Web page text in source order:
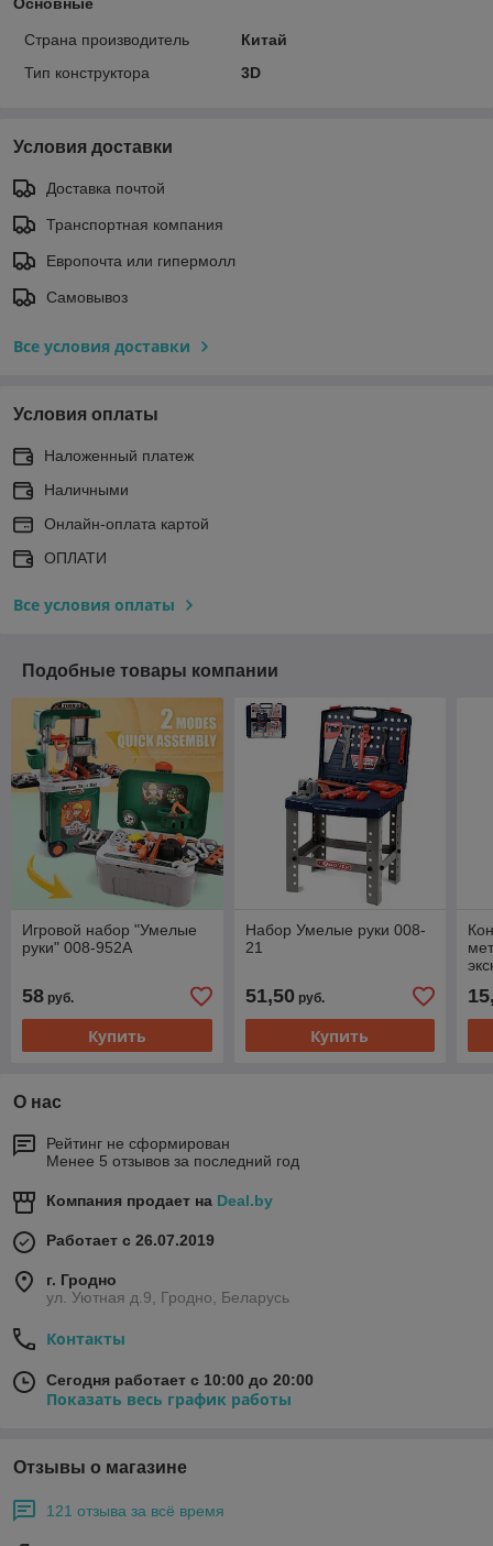
Страна производитель
Китай
Тип конструктора
3D
Условия доставки
Доставка почтой
Транспортная компания
Европочта или гипермолл
Самовывоз
Все условия доставки
Условия оплаты
Наложенный платеж
Наличными
Онлайн-оплата картой
ОПЛАТИ
Все условия оплаты
Подобные товары компании
Игровой набор "Умелые
руки" 008-952A
58 руб.
Купить
Набор Умелые руки 008-
21
51,50руб.
Купить
О нас
Рейтинг не сформирован
Менее 5 отзывов за последний год
Компания продает на Deal.by
Работает с 26.07.2019
г. Гродно
ул. Уютная д.9, Гродно, Беларусь
Контакты
Сегодня работает с 10:00 до 20:00
Показать весь график работы
Отзывы о магазине
121 отзыва за всё время